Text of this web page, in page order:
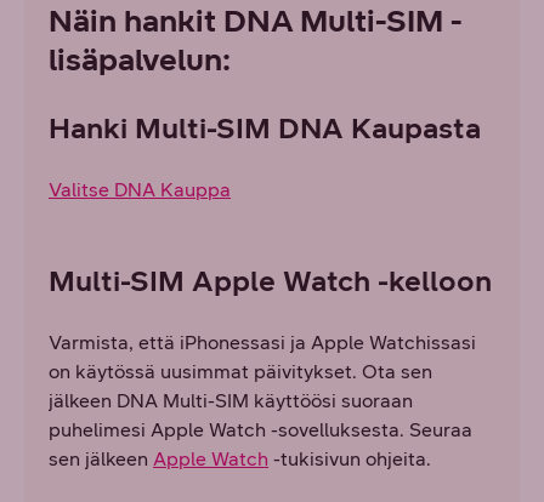
Näin hankit DNA Multi-SIM -
lisäpalvelun:
Hanki Multi-SIM DNA Kaupasta
Valitse DNA Kauppa
Multi-SIM Apple Watch -kelloon
Varmista, että iPhonessasi ja Apple Watchissasi
on käytössä uusimmat päivitykset. Ota sen
jälkeen DNA Multi-SIM käyttöösi suoraan
puhelimesi Apple Watch -sovelluksesta. Seuraa
sen jälkeen Apple Watch -tukisivun ohjeita.